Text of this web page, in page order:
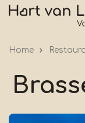
Skip
Home